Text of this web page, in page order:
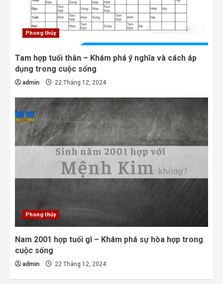
Phong thủy
Tam hợp tuổi thân – Khám phá ý nghĩa và cách áp
dụng trong cuộc sống
admin 22 Tháng 12, 2024
Phong thủy
Nam 2001 hợp tuổi gì – Khám phá sự hòa hợp trong
cuộc sống
admin 22 Tháng 12, 2024